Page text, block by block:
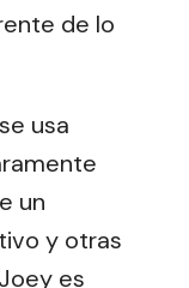
de lo
usa
un
y otras
es